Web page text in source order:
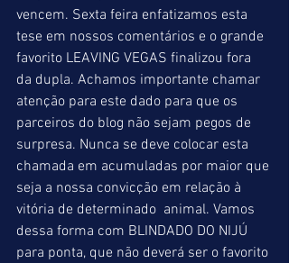
vencem. Sexta feira enfatizamos esta
tese em nossos comentários e o grande
favorito LEAVING VEGAS finalizou fora
da dupla. Achamos importante chamar
atenção para este dado para que os
parceiros do blog não sejam pegos de
surpresa. Nunca se deve colocar esta
chamada em acumuladas por maior que
seja a nossa convicção em relação à
vitória de determinado  animal. Vamos
dessa forma com BLINDADO DO NIJÚ
para ponta, que não deverá ser o favorito